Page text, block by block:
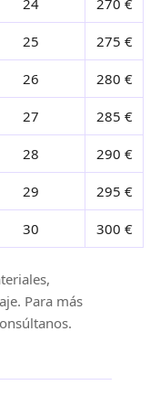
25 275 €
26 280 €
27 285 €
28 290 €
29 295 €
30 300 €
Para más